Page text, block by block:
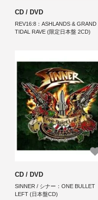
CD / DVD
REV16:8：ASHLANDS & GRAND
TIDAL RAVE (限定日本盤 2CD)
CD / DVD
SINNER / シナー：ONE BULLET
LEFT (日本盤CD)